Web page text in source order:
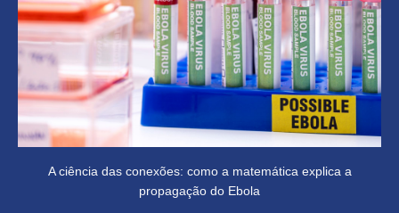
A ciência das conexões: como a matemática explica a
propagação do Ebola